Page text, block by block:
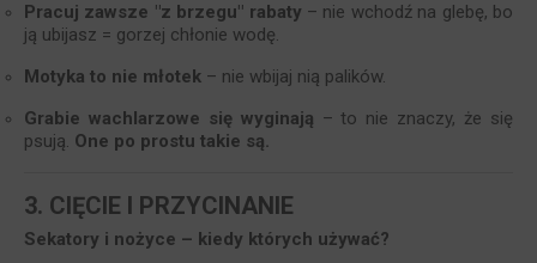
Pracuj zawsze "z brzegu" rabaty – nie wchodź na glebę, bo
ją ubijasz = gorzej chłonie wodę.
Motyka to nie młotek – nie wbijaj nią palików.
Grabie wachlarzowe się wyginają – to nie znaczy, że się
psują. One po prostu takie są.
3. CIĘCIE I PRZYCINANIE
Sekatory i nożyce – kiedy których używać?